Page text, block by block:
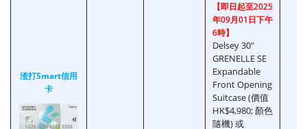
渣打Smart信用
卡
【即日起至2025
年09月01日下午
6時】
Delsey 30"
GRENELLE SE
Expandable
Front Opening
Suitcase (價值
HK$4,980; 顏色
隨機) 或